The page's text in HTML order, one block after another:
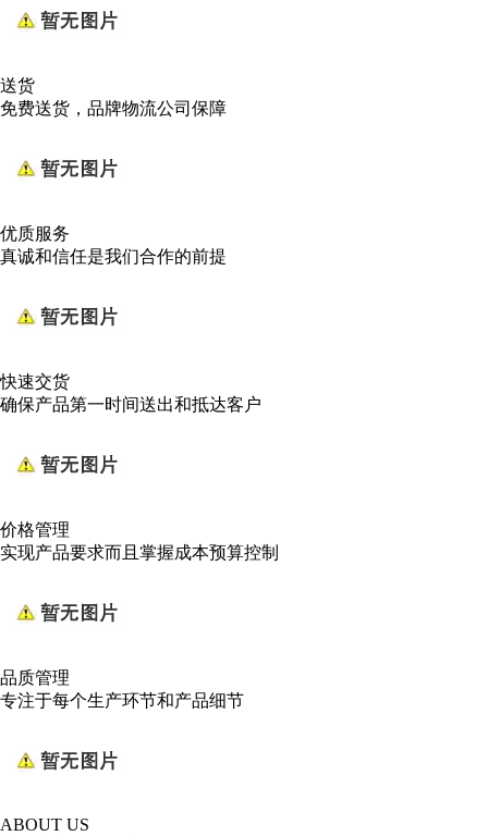
送货
免费送货，品牌物流公司保障
优质服务
真诚和信任是我们合作的前提
快速交货
确保产品第一时间送出和抵达客户
价格管理
实现产品要求而且掌握成本预算控制
品质管理
专注于每个生产环节和产品细节
ABOUT US